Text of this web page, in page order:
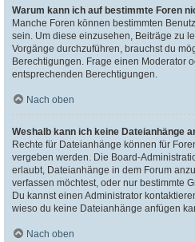
Warum kann ich auf bestimmte Foren
Manche Foren können bestimmten
sein. Um diese einzusehen, Beiträge zu
Vorgänge durchzuführen, brauchst du
Berechtigungen. Frage einen Moderator
entsprechenden Berechtigungen.
Nach oben
Weshalb kann ich keine Dateianhänge
Rechte für Dateianhänge können für
vergeben werden. Die Board-
erlaubt, Dateianhänge in dem Forum
verfassen möchtest, oder nur bestimmte
Du kannst einen Administrator
wieso du keine Dateianhänge anfügen
Nach oben